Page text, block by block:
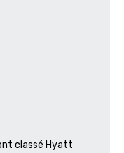
classé Hyatt